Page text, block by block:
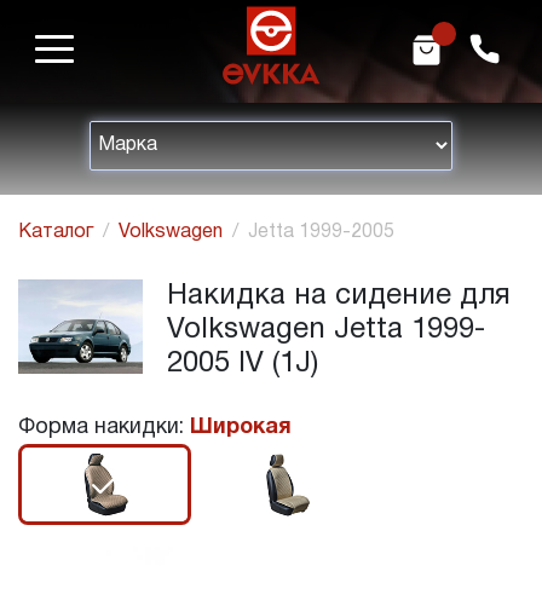
h m
Каталог Volkswagen Jetta 1999-2005
Накидка на сидение для
Volkswagen Jetta 1999-
2005 IV (1J)
Форма накидки: Широкая
r